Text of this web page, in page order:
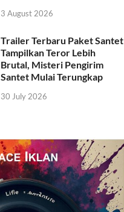
3 August 2026
Trailer Terbaru Paket Santet
Tampilkan Teror Lebih
Brutal, Misteri Pengirim
Santet Mulai Terungkap
30 July 2026